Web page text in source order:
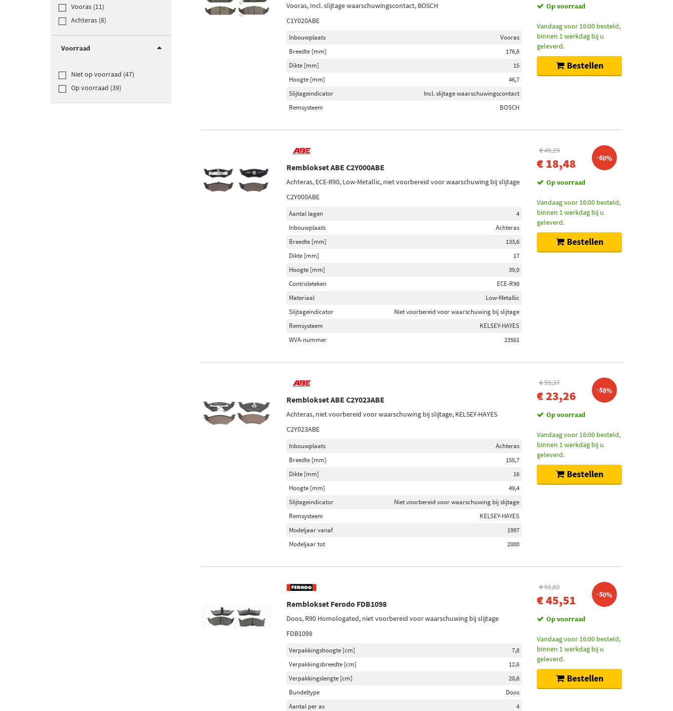
Vooras (11)
Achteras (8)
Voorraad
Niet op voorraad (47)
Op voorraad (39)
Vooras, Incl. slijtage waarschuwingscontact, BOSCH
C1Y020ABE
Inbouwplaats
Vooras
Breedte [mm]
176,8
Dikte [mm]
15
Hoogte [mm]
46,7
Slijtageindicator
Incl. slijtage waarschuwingscontact
Remsysteem
BOSCH
Op voorraad
Vandaag voor 16:00 besteld,
binnen 1 werkdag bij u
geleverd.
Bestellen
Remblokset ABE C2Y000ABE
Achteras, ECE-R90, Low-Metallic, niet voorbereid voor waarschuwing bij slijtage
C2Y000ABE
Aantal lagen
4
Inbouwplaats
Achteras
Breedte [mm]
133,6
Dikte [mm]
17
Hoogte [mm]
39,9
Controleteken
ECE-R90
Materiaal
Low-Metallic
Slijtageindicator
Niet voorbereid voor waarschuwing bij slijtage
Remsysteem
KELSEY-HAYES
WVA-nummer
23561
€ 46,19
€ 18,48 -60%
Op voorraad
Vandaag voor 16:00 besteld,
binnen 1 werkdag bij u
geleverd.
Bestellen
Remblokset ABE C2Y023ABE
Achteras, niet voorbereid voor waarschuwing bij slijtage, KELSEY-HAYES
C2Y023ABE
Inbouwplaats
Achteras
Breedte [mm]
155,7
Dikte [mm]
16
Hoogte [mm]
49,4
Slijtageindicator
Niet voorbereid voor waarschuwing bij slijtage
Remsysteem
KELSEY-HAYES
Modeljaar vanaf
1997
Modeljaar tot
2000
€ 55,37
€ 23,26 -58%
Op voorraad
Vandaag voor 16:00 besteld,
binnen 1 werkdag bij u
geleverd.
Bestellen
Remblokset Ferodo FDB1098
Doos, R90 Homologated, niet voorbereid voor waarschuwing bij slijtage
FDB1098
Verpakkingshoogte [cm]
7,8
Verpakkingsbreedte [cm]
12,6
Verpakkingslengte [cm]
20,8
Bundeltype
Doos
Aantal per as
4
€ 91,02
€ 45,51 -50%
Op voorraad
Vandaag voor 16:00 besteld,
binnen 1 werkdag bij u
geleverd.
Bestellen